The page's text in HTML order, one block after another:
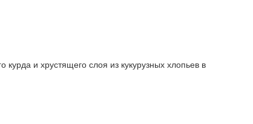
и хрустящего слоя из кукурузных хлопьев в